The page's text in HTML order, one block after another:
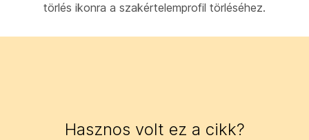
törlés ikonra a szakértelemprofil törléséhez.
Hasznos volt ez a cikk?